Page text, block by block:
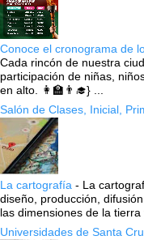
Conoce el cronograma de
Cada rincón de nuestra
participación de niñas,
en alto. 👩‍🏫👨‍🎓} ...
Salón de Clases, Inicial,
La cartografía - La
diseño, producción,
las dimensiones de la tierra
Universidades de Santa